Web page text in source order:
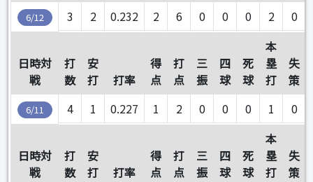
6/12 3 2 0.232 2 6 0 0 0 2 0
日時対
戦
打
数
安
打
打率
得
点
打
点
三
振
四
球
死
球
本
塁
打
失
策
6/11 4 1 0.227 1 2 0 0 0 1 0
日時対
戦
打
数
安
打
打率
得
点
打
点
三
振
四
球
死
球
本
塁
打
失
策